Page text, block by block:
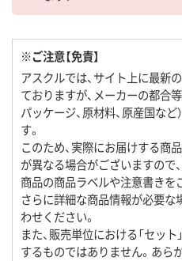
※ご注意【免責】
アスクルでは、サイト上に最新
ておりますが、メーカーの都合等
パッケージ、原材料、原産国な
す。
このため、実際にお届けする商
が異なる場合がございますので
商品の商品ラベルや注意書きを
さらに詳細な商品情報が必要な
わせください。
また、販売単位における「セッ
するものではありません。あら